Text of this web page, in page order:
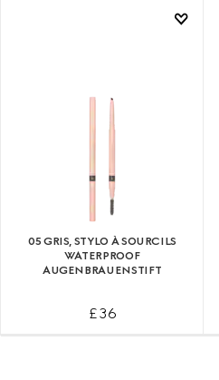
05 GRIS, STYLO À SOURCILS
WATERPROOF
AUGENBRAUENSTIFT
£ 36